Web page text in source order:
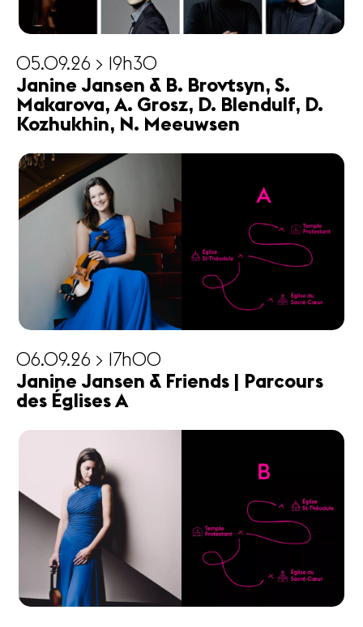
05.09.26 > 19h30
Janine Jansen & B. Brovtsyn, S.
Makarova, A. Grosz, D. Blendulf, D.
Kozhukhin, N. Meeuwsen
06.09.26 > 17h00
Janine Jansen & Friends | Parcours
des Églises A